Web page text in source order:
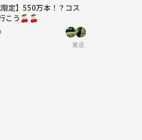
限定】550万本！？コス
こう🍒🍒
東京